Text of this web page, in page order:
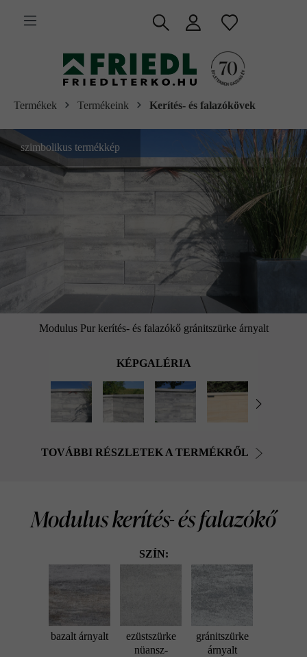
tartalomra
Termékek Termékeink Kerítés- és falazókövek
Modulus Pur kerítés- és falazókő gránitszürke árnyalt
szimbolikus termékkép
KÉPGALÉRIA
TOVÁBBI RÉSZLETEK A TERMÉKRŐL
Modulus kerítés- és falazókő
SZÍN:
bazalt árnyalt
ezüstszürke
nüansz-
gránitszürke
árnyalt